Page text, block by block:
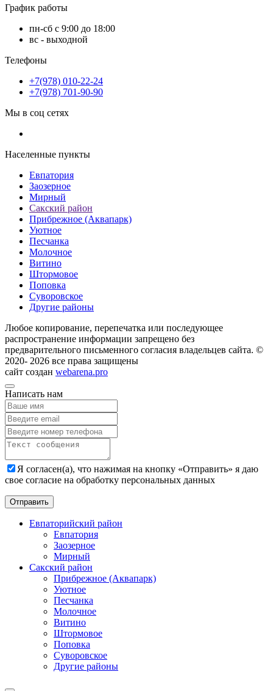
График работы
пн-сб с 9:00 до 18:00
вс - выходной
Телефоны
+7(978) 010-22-24
+7(978) 701-90-90
Мы в соц сетях
Населенные пункты
Евпатория
Заозерное
Мирный
Сакский район
Прибрежное (Аквапарк)
Уютное
Песчанка
Молочное
Витино
Штормовое
Поповка
Суворовское
Другие районы
Любое копирование, перепечатка или последующее
распространение информации запрещено без
предварительного письменного согласия владельцев сайта. ©
2020- 2026 все права защищены
сайт создан webarena.pro
Написать нам
Я согласен(а), что нажимая на кнопку «Отправить» я даю
свое согласие на обработку персональных данных
Евпаторийский район
Евпатория
Заозерное
Мирный
Сакский район
Прибрежное (Аквапарк)
Уютное
Песчанка
Молочное
Витино
Штормовое
Поповка
Суворовское
Другие районы